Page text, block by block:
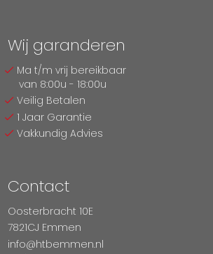
Wij garanderen
Ma t/m vrij bereikbaar
van 8:00u - 18:00u
Veilig Betalen
1 Jaar Garantie
Vakkundig Advies
Contact
Oosterbracht 10E
7821CJ Emmen
info@htbemmen.nl